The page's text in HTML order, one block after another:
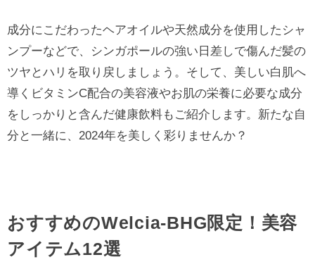
成分にこだわったヘアオイルや天然成分を使用したシャ
ンプーなどで、シンガポールの強い日差しで傷んだ髪の
ツヤとハリを取り戻しましょう。そして、美しい白肌へ
導くビタミンC配合の美容液やお肌の栄養に必要な成分
をしっかりと含んだ健康飲料もご紹介します。新たな自
分と一緒に、2024年を美しく彩りませんか？
おすすめのWelcia-BHG限定！美容
アイテム12選